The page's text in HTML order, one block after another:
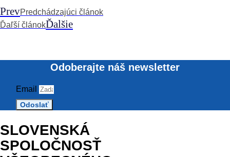
PrevPredchádzajúci článok
Ďaľší článokĎalšie
Odoberajte náš newsletter
Email
Odoslať
SLOVENSKÁ
SPOLOČNOSŤ